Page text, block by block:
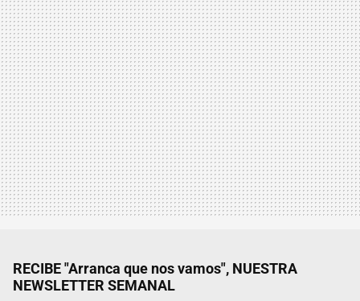
RECIBE "Arranca que nos vamos", NUESTRA
NEWSLETTER SEMANAL